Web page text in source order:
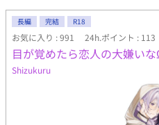
るのだが、部屋のドアを開けた
う。幸か不幸か、それを機に羽
が...。 ◆白川 蛍（しらかわ けい
ウェーブの茶髪、茶目。 容姿は
格は何かと大雑把だった父親似。
で、母を支えなければとの責任
（はぐろ さとき）28歳 α 攻め
て性格は温和で優しくスーツが
長編 完結 R18
お気に入り : 991 24h.ポイント : 113
目が覚めたら恋人の大嫌いな
Shizukuru